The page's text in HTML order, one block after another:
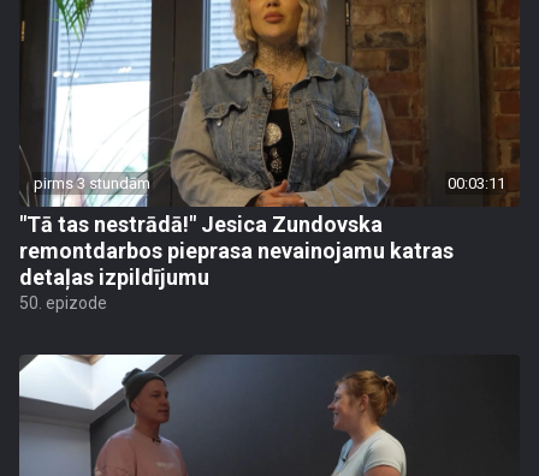
pirms 3 stundām 00:03:11
"Tā tas nestrādā!" Jesica Zundovska
remontdarbos pieprasa nevainojamu katras
detaļas izpildījumu
50. epizode